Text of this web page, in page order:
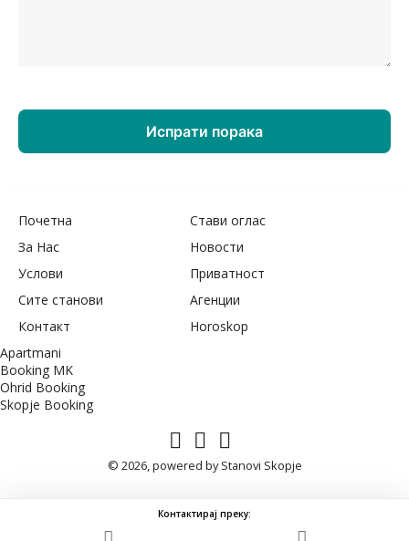
Контактирај преку:
Почетна
Стави оглас
За Нас
Новости
Услови
Приватност
Сите станови
Агенции
Контакт
Horoskop
Apartmani
Booking MK
Ohrid Booking
Skopje Booking
© 2026, powered byStanovi Skopje